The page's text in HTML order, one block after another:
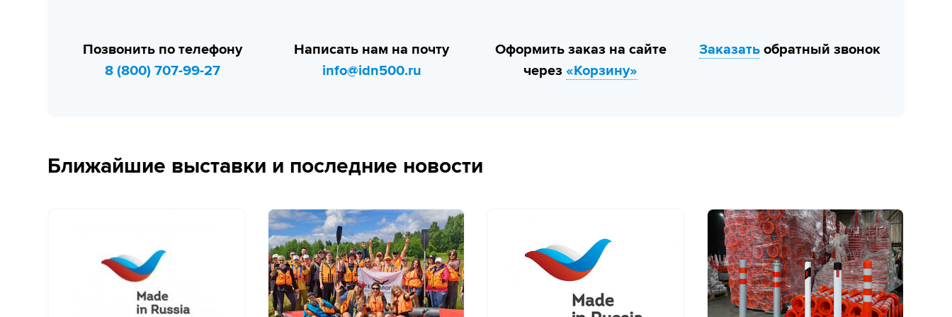
Позвонить по телефону
8 (800) 707-99-27
Написать нам на почту
info@idn500.ru
Оформить заказ на сайте
через «Корзину»
Заказатьобратный звонок
Ближайшие выставки и последние новости